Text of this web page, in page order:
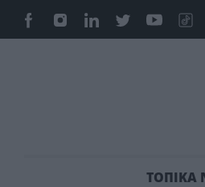
ΤΟΠΙΚΑ